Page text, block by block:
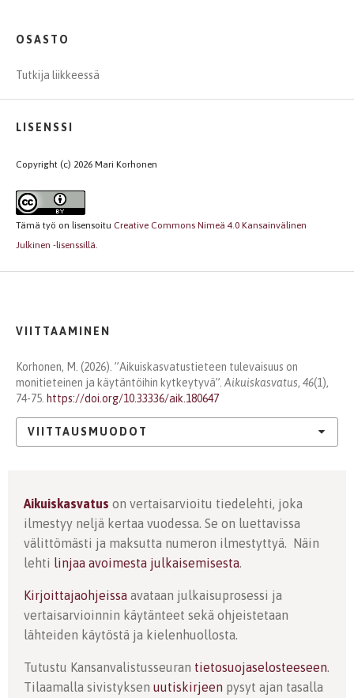
OSASTO
Tutkija liikkeessä
LISENSSI
Copyright (c) 2026 Mari Korhonen
Tämä työ on lisensoitu Creative Commons Nimeä 4.0 Kansainvälinen
Julkinen -lisenssillä.
VIITTAAMINEN
Korhonen, M. (2026). ”Aikuiskasvatustieteen tulevaisuus on
monitieteinen ja käytäntöihin kytkeytyvä”. Aikuiskasvatus, 46(1),
74-75. https://doi.org/10.33336/aik.180647
VIITTAUSMUODOT
Aikuiskasvatus on vertaisarvioitu tiedelehti, joka
ilmestyy neljä kertaa vuodessa. Se on luettavissa
välittömästi ja maksutta numeron ilmestyttyä. Näin
lehti linjaa avoimesta julkaisemisesta.
Kirjoittajaohjeissa avataan julkaisuprosessi ja
vertaisarvioinnin käytänteet sekä ohjeistetaan
lähteiden käytöstä ja kielenhuollosta.
Tutustu Kansanvalistusseuran tietosuojaselosteeseen.
Tilaamalla sivistyksen uutiskirjeen pysyt ajan tasalla